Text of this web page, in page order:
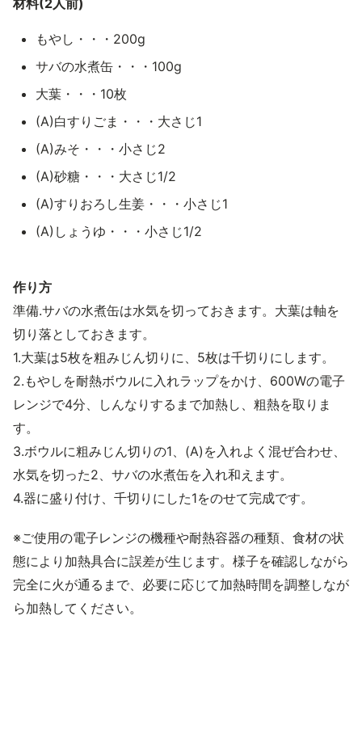
材料(2人前)
もやし・・・200g
サバの水煮缶・・・100g
大葉・・・10枚
(A)白すりごま・・・大さじ1
(A)みそ・・・小さじ2
(A)砂糖・・・大さじ1/2
(A)すりおろし生姜・・・小さじ1
(A)しょうゆ・・・小さじ1/2
作り方
準備.サバの水煮缶は水気を切っておきます。大葉は軸を
切り落としておきます。
1.大葉は5枚を粗みじん切りに、5枚は千切りにします。
2.もやしを耐熱ボウルに入れラップをかけ、600Wの電子
レンジで4分、しんなりするまで加熱し、粗熱を取りま
す。
3.ボウルに粗みじん切りの1、(A)を入れよく混ぜ合わせ、
水気を切った2、サバの水煮缶を入れ和えます。
4.器に盛り付け、千切りにした1をのせて完成です。
※ご使用の電子レンジの機種や耐熱容器の種類、食材の状
態により加熱具合に誤差が生じます。様子を確認しながら
完全に火が通るまで、必要に応じて加熱時間を調整しなが
ら加熱してください。